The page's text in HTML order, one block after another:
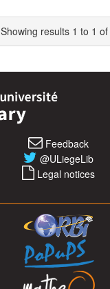
Showing results 1 to 1 of
Feedback
@ULiegeLib
Legal notices